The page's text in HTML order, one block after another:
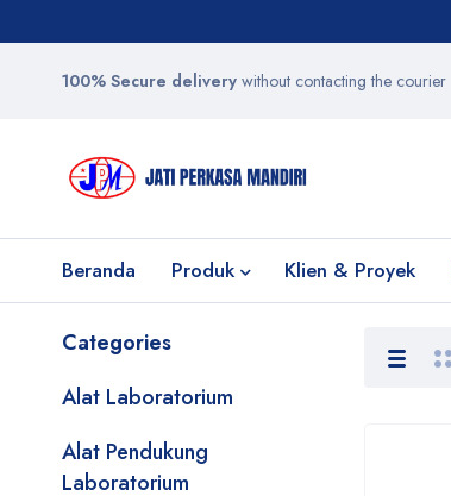
100% Secure delivery without contacting the courier
Beranda Produk Klien & Proyek
Categories
Alat Laboratorium
Alat Pendukung
Laboratorium